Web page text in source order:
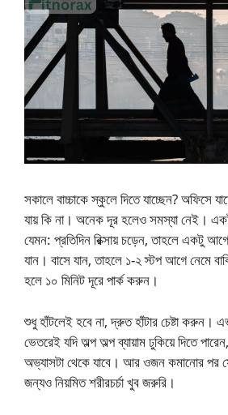
সকালে বাচ্চাকে স্কুলে দিতে যাচ্ছেন? অফিসে
যায় কি না। অনেক দূর হলেও সমস্যা নেই।
যেমন: প্রতিদিন রিক্সায় চড়েন, তাহলে একটু
যান। বাসে যান, তাহলে ১-২ স্টপ আগে নেমে
হলে ১০ মিনিট দূরে পার্ক করুন।
শুধু হাঁটলেই হবে না, দ্রুত হাঁটার চেষ্টা করুন।
ভেতরেই যদি অল্প অল্প ব্যায়াম ঢুকিয়ে দিতে
অভ্যাসটা থেকে যাবে। আর ওজন কমানোর পর
জন্যও নিয়মিত শরীরচর্চা খুব জরুরি।